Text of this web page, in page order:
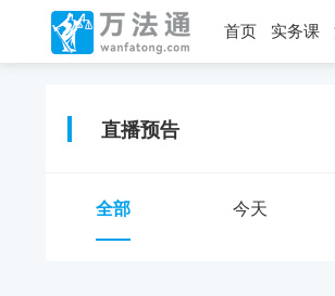
首页 实务课
直播预告
全部 今天